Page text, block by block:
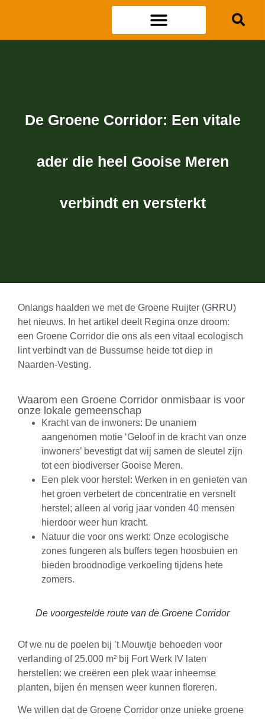
De Groene Corridor: Een vitale
ader die heel Gooise Meren
verbindt en versterkt
Onlangs haalden we met de Groene Ruijter (GRRU)
het nieuws. In het artikel deelt Regina onze droom:
een Groene Corridor die ons als een vitaal ecologisch
lint verbindt van de Bussumse heide tot diep in
Naarden-Vesting.
Waarom een Groene Corridor onmisbaar is voor
onze lokale gemeenschap
Kracht van de inwoners: De unaniem
aangenomen motie ‘Geloof in de kracht van onze
inwoners’ bevestigt dat wij samen de sleutel zijn
tot een biodiverser Gooise Meren.
Een plek voor herstel: Werken in en genieten van
het groen verbetert de concentratie en versnelt
herstel; alleen al vorig jaar vonden 40 mensen
hierdoor weer hun kracht.
Natuur die voor ons werkt: Onze ecologische
zones fungeren als buffers tegen hoosbuien en
bieden broodnodige verkoeling tijdens hete
zomers.
De voorgestelde route van de Groene Corridor
Of we nu de poelen bij ’t Mouwtje behoeden voor
verlanding of 25.000 m² bij Fort Werk IV laten
herstellen: we creëren een plek waar inheemse
planten, bijen én mensen weer kunnen floreren.
We willen dat de Groene Corridor onze unieke groene